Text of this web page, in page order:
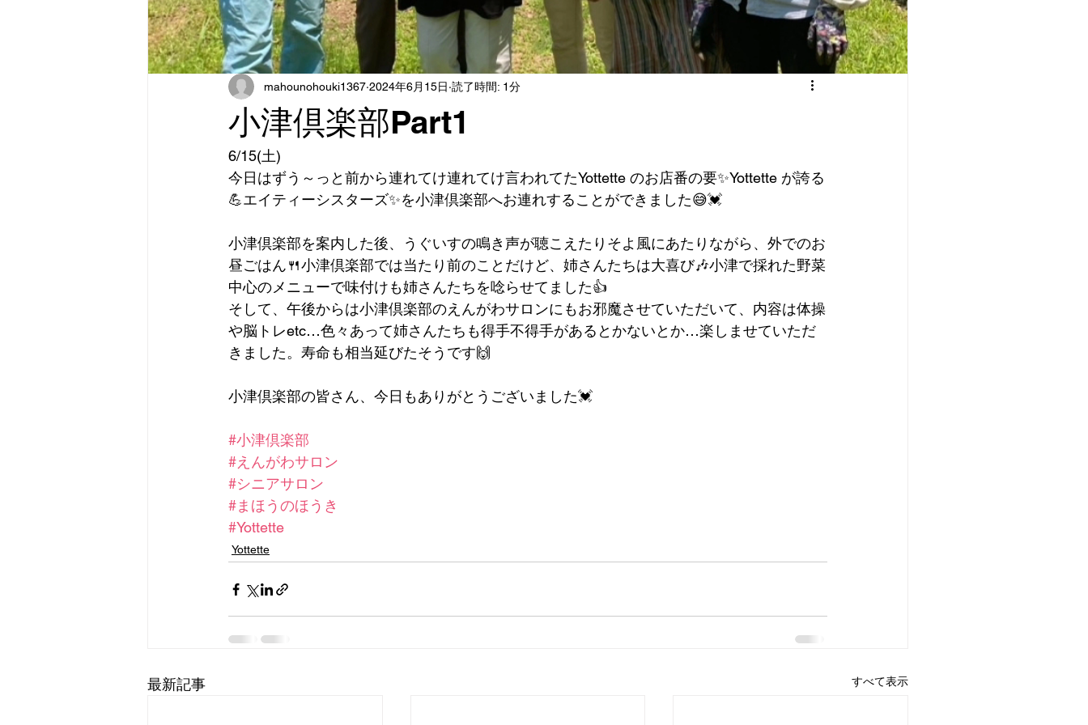
小津倶楽部Part1
mahounohouki1367 2024年6月15日 読了時間: 1分
6/15(土)
今日はずう～っと前から連れてけ連れてけ言われてたYottette のお店番の要✨️Yottette が誇る
💪エイティーシスターズ✨️を小津倶楽部へお連れすることができました😅💓
小津倶楽部を案内した後、うぐいすの鳴き声が聴こえたりそよ風にあたりながら、外でのお
昼ごはん🍴小津倶楽部では当たり前のことだけど、姉さんたちは大喜び🎶小津で採れた野菜
中心のメニューで味付けも姉さんたちを唸らせてました👍
そして、午後からは小津倶楽部のえんがわサロンにもお邪魔させていただいて、内容は体操
や脳トレetc…色々あって姉さんたちも得手不得手があるとかないとか…楽しませていただ
きました。寿命も相当延びたそうです🙌
小津倶楽部の皆さん、今日もありがとうございました💓
#小津倶楽部
#えんがわサロン
#シニアサロン
#まほうのほうき
#Yottette
Yottette
最新記事 すべて表示